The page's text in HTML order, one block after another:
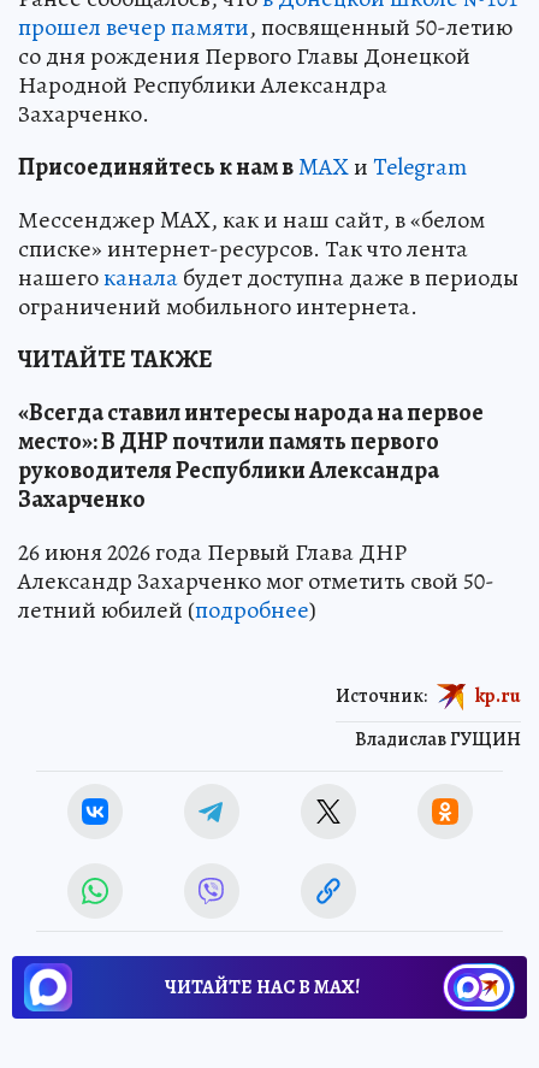
прошел вечер памяти, посвященный 50-летию
со дня рождения Первого Главы Донецкой
Народной Республики Александра
Захарченко.
Присоединяйтесь к нам вMAXиTelegram
Мессенджер MAX, как и наш сайт, в «белом
списке» интернет-ресурсов. Так что лента
нашегоканалабудет доступна даже в периоды
ограничений мобильного интернета.
ЧИТАЙТЕ ТАКЖЕ
«Всегда ставил интересы народа на первое
место»: В ДНР почтили память первого
руководителя Республики Александра
Захарченко
26 июня 2026 года Первый Глава ДНР
Александр Захарченко мог отметить свой 50-
летний юбилей (подробнее)
Владислав ГУЩИН
Источник: kp.ru
ЧИТАЙТЕ НАС В МАХ!